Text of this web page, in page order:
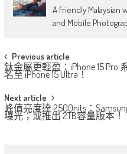
A friendly Malaysian
and Mobile
Post
navigation
Previous article
鈦金屬更輕盈：iPhone 15 Pro
名至 iPhone 15 Ultra！
Next article
峰值亮度達 2500nits：
曝光；或推出 2TB容量版本！